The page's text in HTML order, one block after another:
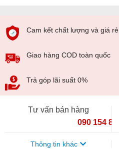
Cam kết chất lượng và giá rẻ
Giao hàng COD toàn quốc
Trả góp lãi suất 0%
Tư vấn bán hàng
090 154 8866
Thông tin khác